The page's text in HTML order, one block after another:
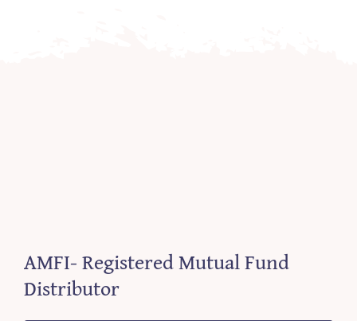
AMFI- Registered Mutual Fund
Distributor